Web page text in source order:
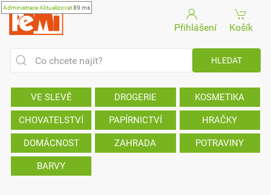
AdministraceAktualizovat89 ms
Přihlášení Košík
VE SLEVĚ DROGERIE KOSMETIKA
CHOVATELSTVÍ PAPÍRNICTVÍ HRAČKY
DOMÁCNOST ZAHRADA POTRAVINY
BARVY